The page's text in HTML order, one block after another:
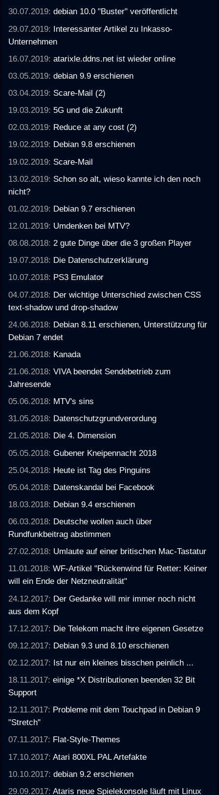
30.07.2019:debian 10.0 "Buster" veröffentlicht
29.07.2019: Interessanter Artikel zu Inkasso-
Unternehmen
16.07.2019:atarixle.ddns.net ist wieder online
03.05.2019:debian 9.9 erschienen
03.04.2019: Scare-Mail (2)
19.03.2019: 5G und die Zukunft
02.03.2019: Reduce at any cost (2)
19.02.2019: Debian 9.8 erschienen
19.02.2019: Scare-Mail
13.02.2019: Schon so alt, wieso kannte ich den noch
nicht?
01.02.2019: Debian 9.7 erschienen
12.01.2019: Umdenken bei MTV?
08.08.2018:2 gute Dinge über die 3 großen Player
19.07.2018: Die Datenschutzerklärung
10.07.2018: PS3 Emulator
04.07.2018: Der wichtige Unterschied zwischen CSS
text-shadow und drop-shadow
24.06.2018: Debian 8.11 erschienen, Unterstützung für
Debian 7 endet
21.06.2018: Kanada
21.06.2018:VIVA beendet Sendebetrieb zum
Jahresende
05.06.2018: MTV's sins
31.05.2018: Datenschutzgrundverordung
21.05.2018: Die 4. Dimension
05.05.2018:Gubener Kneipennacht 2018
25.04.2018: Heute ist Tag des Pinguins
05.04.2018: Datenskandal bei Facebook
18.03.2018: Debian 9.4 erschienen
06.03.2018: Deutsche wollen auch über
Rundfunkbeitrag abstimmen
27.02.2018: Umlaute auf einer britischen Mac-Tastatur
11.01.2018:WF-Artikel "Rückenwind für Retter: Keiner
will ein Ende der Netzneutralität"
24.12.2017: Der Gedanke will mir immer noch nicht
aus dem Kopf
17.12.2017: Die Telekom macht ihre eigenen Gesetze
09.12.2017: Debian 9.3 und 8.10 erschienen
02.12.2017: Ist nur ein kleines bisschen peinlich ...
18.11.2017:einige *X Distributionen beenden 32 Bit
Support
12.11.2017: Probleme mit dem Touchpad in Debian 9
"Stretch"
07.11.2017: Flat-Style-Themes
17.10.2017:Atari 800XL PAL Artefakte
10.10.2017:debian 9.2 erschienen
29.09.2017:Ataris neue Spielekonsole läuft mit Linux